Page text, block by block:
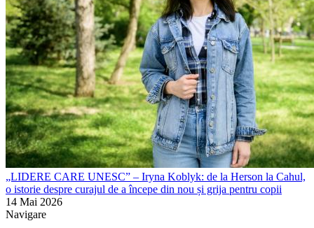
„LIDERE CARE UNESC” – Iryna Koblyk: de la Herson la Cahul,
o istorie despre curajul de a începe din nou și grija pentru copii
14 Mai 2026
Navigare